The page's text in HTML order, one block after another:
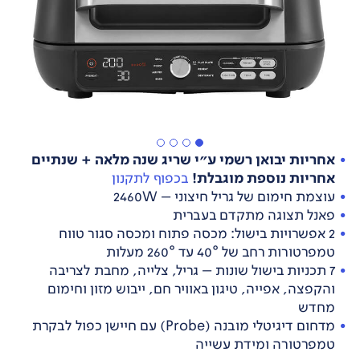
אחריות יבואן רשמי ע"י שריג שנה מלאה + שנתיים
אחריות נוספת מוגבלת! בכפוף לתקנון
עוצמת חימום של גריל חיצוני – 2460W
פאנל תצוגה מתקדם בעברית
2 אפשרויות בישול: מכסה פתוח ומכסה סגור טווח
טמפרטורות רחב של 40° עד 260° מעלות
7 תכניות בישול שונות – גריל, צלייה, מחבת לצריבה
והקפצה, אפייה, טיגון באוויר חם, ייבוש מזון וחימום
מחדש
מדחום דיגיטלי מובנה (Probe) עם חיישן כפול לבקרת
טמפרטורה ומידת עשייה